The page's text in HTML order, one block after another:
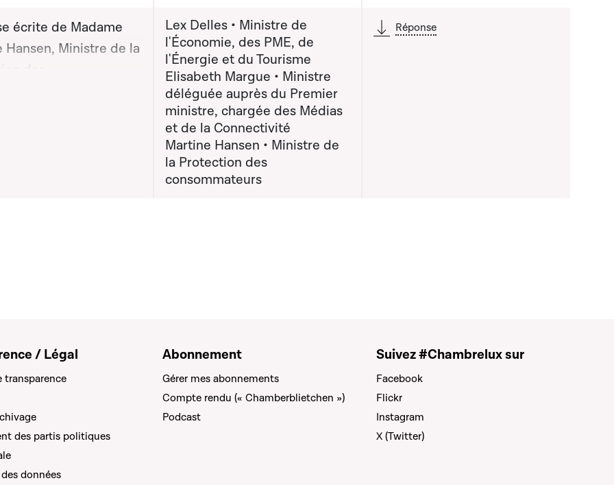
Lex Delles, Ministre
des PME, de
Martine Hansen,
écrite de Madame
Hansen, Ministre de la
des
Monsieur Lex
graphique servant à afficher ou cacher tous les éléments de la liste qui précède
Lex Delles • Ministre de
l'Économie, des PME, de
l'Énergie et du Tourisme
Elisabeth Margue • Ministre
déléguée auprès du Premier
ministre, chargée des Médias
et de la Connectivité
Martine Hansen • Ministre de
la Protection des
consommateurs
Réponse
/ Légal
transparence
des partis politiques
données
Abonnement
Gérer mes abonnements
Compte rendu (« Chamberblietchen »)
Podcast
Suivez #Chambrelux sur
Facebook
Flickr
Instagram
X (Twitter)